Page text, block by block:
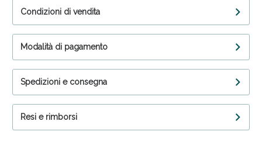
Condizioni di vendita
Modalità di pagamento
Spedizioni e consegna
Resi e rimborsi